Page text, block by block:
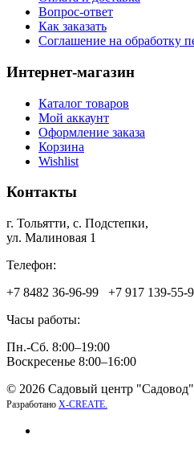
Вопрос-ответ
Как заказать
Соглашение на обработку
Интернет-магазин
Каталог товаров
Мой аккаунт
Оформление заказа
Корзина
Wishlist
Контакты
г. Тольятти, c. Подстепки,
ул. Малиновая 1
Телефон:
+7 8482 36‑96-99 +7 917 139‑55-
Часы работы:
Пн.-Сб. 8:00–19:00
Воскресенье 8:00–16:00
© 2026 Садовый центр "Садовод"
Разработано X-CREATE.